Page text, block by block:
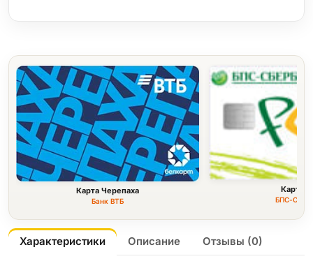
Карта Черепаха
Банк ВТБ
Карта
БПС-
Характеристики Описание Отзывы (0)